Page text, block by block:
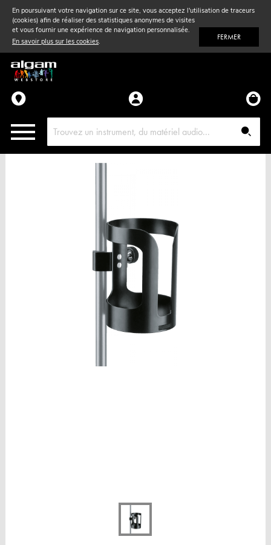
En poursuivant votre navigation sur ce site, vous acceptez l'utilisation de traceurs
(cookies) afin de réaliser des statistiques anonymes de visites
et vous fournir une expérience de navigation personnalisée.
En savoir plus sur les cookies. FERMER
Vent& Violon
Accessoires
Pièces détachées